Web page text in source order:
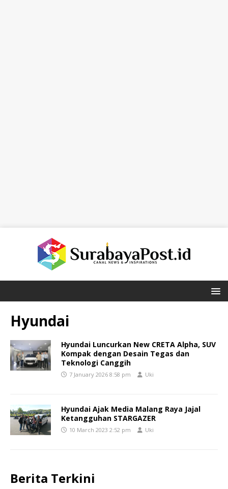
Hyundai
Hyundai Luncurkan New CRETA Alpha, SUV
Kompak dengan Desain Tegas dan
Teknologi Canggih
7 January 2026 8:58 pm Uki
Hyundai Ajak Media Malang Raya Jajal
Ketangguhan STARGAZER
10 March 2023 2:52 pm Uki
Berita Terkini